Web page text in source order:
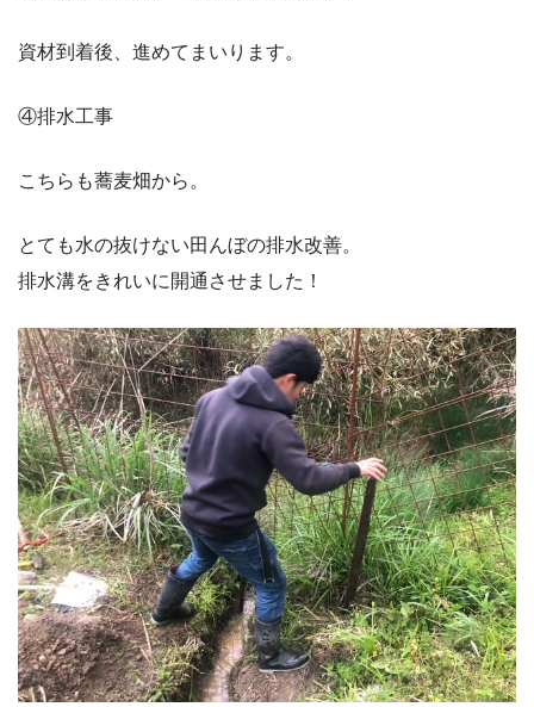
資材到着後、進めてまいります。
④排水工事
こちらも蕎麦畑から。
とても水の抜けない田んぼの排水改善。
排水溝をきれいに開通させました！